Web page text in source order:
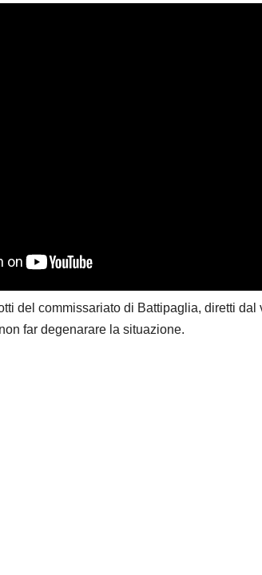
del commissariato di Battipaglia, diretti dal
far degenarare la situazione.